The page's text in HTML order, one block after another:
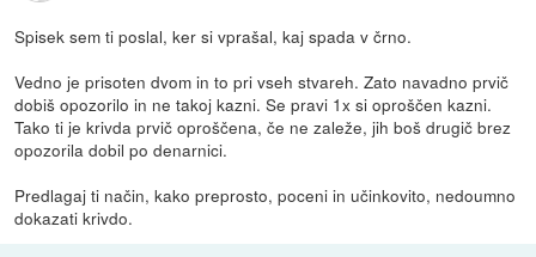
Spisek sem ti poslal, ker si vprašal, kaj spada v črno.
Vedno je prisoten dvom in to pri vseh stvareh. Zato navadno prvič
dobiš opozorilo in ne takoj kazni. Se pravi 1x si oproščen kazni.
Tako ti je krivda prvič oproščena, če ne zaleže, jih boš drugič brez
opozorila dobil po denarnici.
Predlagaj ti način, kako preprosto, poceni in učinkovito, nedoumno
dokazati krivdo.